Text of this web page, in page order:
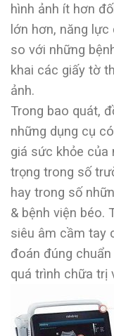
hình ảnh ít hơn
lớn hơn, năng
so với những
khai các giấy tờ
ảnh.
Trong bao quát,
những dụng cụ
giá sức khỏe của
trọng trong số
hay trong số
& bệnh viện béo.
siêu âm cầm tay
đoán đúng
quá trình chữa trị